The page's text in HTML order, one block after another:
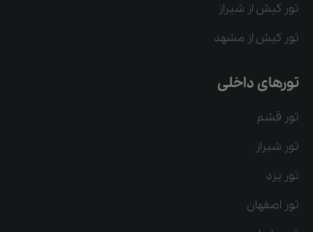
تور کیش از شیراز
تور کیش از مشهد
تورهای داخلی
تور قشم
تور شیراز
تور یزد
تور اصفهان